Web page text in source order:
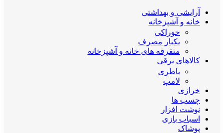
آرایشی و بهداشتی
خانه و آشپزخانه
خوراکی
یکبار مصرف
متفرقه های خانه و آشپزخانه
کالاهای برقی
باطری
لامپ
خرازی
چسب ها
نوشت افزار
اسباب بازی
پوشاک